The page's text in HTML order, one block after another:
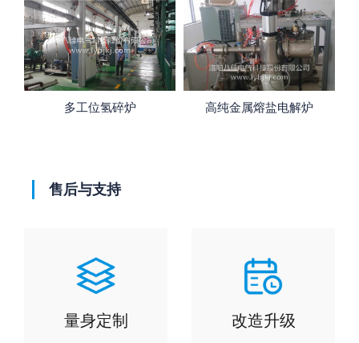
高纯金属熔盐电解炉 高真空热处理炉
售后与支持
量身定制 改造升级